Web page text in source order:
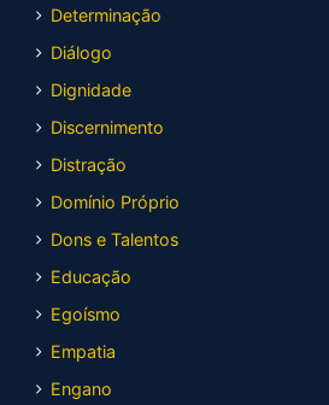
Determinação
Diálogo
Dignidade
Discernimento
Distração
Domínio Próprio
Dons e Talentos
Educação
Egoísmo
Empatia
Engano